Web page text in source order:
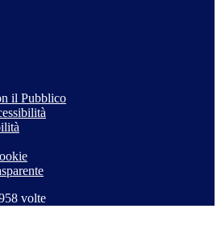
il Pubblico
volte